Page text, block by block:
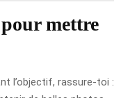
mettre
l’objectif, rassure-toi :